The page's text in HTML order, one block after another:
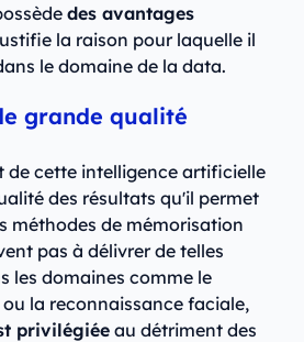
des avantages
la raison pour laquelle il
le domaine de la data.
grande qualité
de cette intelligence artificielle
des résultats qu'il permet
méthodes de mémorisation
pas à délivrer de telles
les domaines comme le
la reconnaissance faciale,
privilégiée au détriment des